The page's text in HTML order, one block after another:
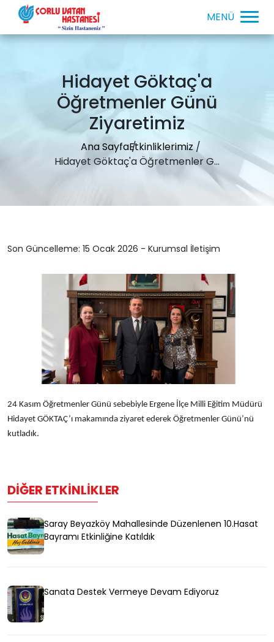
Hidayet Göktaç'a
Öğretmenler Günü
Ziyaretimiz
Ana SayfaEtkinliklerimiz
Hidayet Göktaç'a Öğretmenler G...
Son Güncelleme: 15 Ocak 2026 - Kurumsal İletişim
24 Kasım Öğretmenler Günü sebebiyle Ergene İlçe Milli Eğitim Müdürü
Hidayet GÖKTAÇ’ı makamında ziyaret ederek Öğretmenler Günü’nü
kutladık.
DIĞER ETKINLIKLER
Saray Beyazköy Mahallesinde Düzenlenen 10.Hasat
Bayramı Etkinliğine Katıldık
Sanata Destek Vermeye Devam Ediyoruz